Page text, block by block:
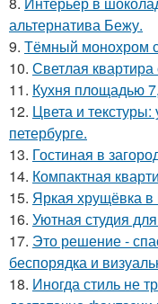
альтернатива Бежу.
9. Тёмный монохром
10. Светлая
11. Кухня площадью
12. Цвета и
петербурге.
13. Гостиная в
14. Компактная
15. Яркая хрущёвка в
16. Уютная студия
17. Это решение -
беспорядка и
18. Иногда стиль не